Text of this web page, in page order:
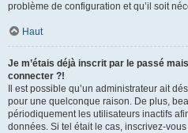
problème de configuration et qu’il soit
Haut
Je m’étais déjà inscrit par le passé
connecter ?!
Il est possible qu’un administrateur ait
pour une quelconque raison. De plus,
périodiquement les utilisateurs inactifs
données. Si tel était le cas, inscrivez-